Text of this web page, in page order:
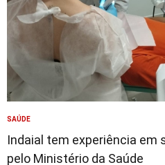
SAÚDE
Indaial tem experiência em
pelo Ministério da Saúde